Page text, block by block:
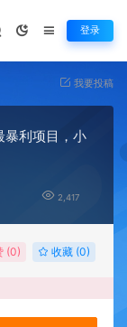
登录
我要投稿
暴利项目，小
2,417
(0) 收藏 (0)